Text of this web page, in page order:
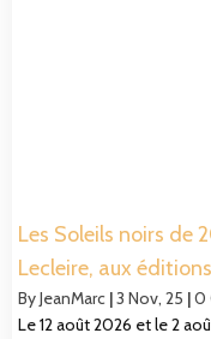
Les Soleils noirs de
Lecleire, aux
ByJeanMarc |3 Nov, 25 |0
Le 12 août 2026 et le 2